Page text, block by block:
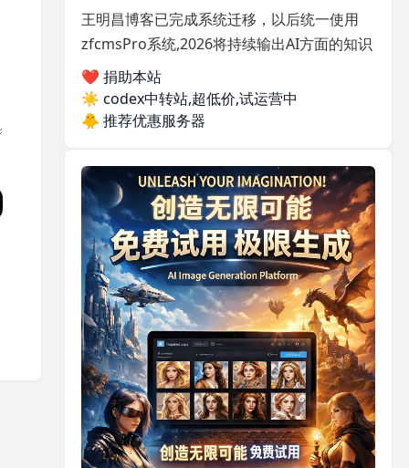
王明昌博客已完成系统迁移，以后统一使用
zfcmsPro系统,2026将持续输出AI方面的知识
❤️ 捐助本站
☀️ codex中转站,超低价,试运营中
🐥 推荐优惠服务器